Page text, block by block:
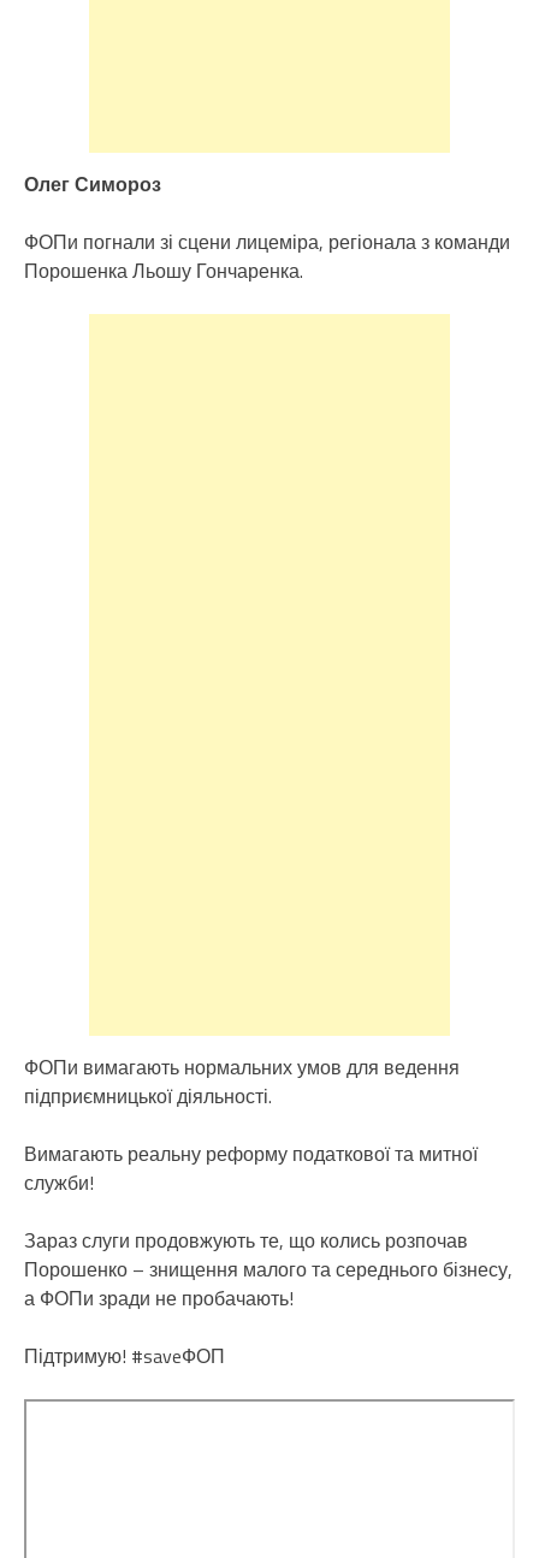
Олег Симороз
ФОПи погнали зі сцени лицеміра, регіонала з команди
Порошенка Льошу Гончаренка.
ФОПи вимагають нормальних умов для ведення
підприємницької діяльності.
Вимагають реальну реформу податкової та митної
служби!
Зараз слуги продовжують те, що колись розпочав
Порошенко – знищення малого та середнього бізнесу,
а ФОПи зради не пробачають!
Підтримую! #saveФОП